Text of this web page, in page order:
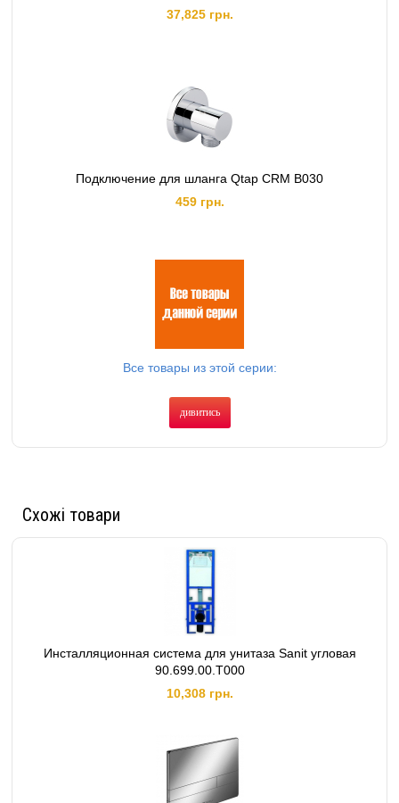
37,825 грн.
Подключение для шланга Qtap CRM B030
459 грн.
Все товары из этой серии:
дивитись
Схожі товари
Инсталляционная система для унитаза Sanit угловая
90.699.00.T000
10,308 грн.